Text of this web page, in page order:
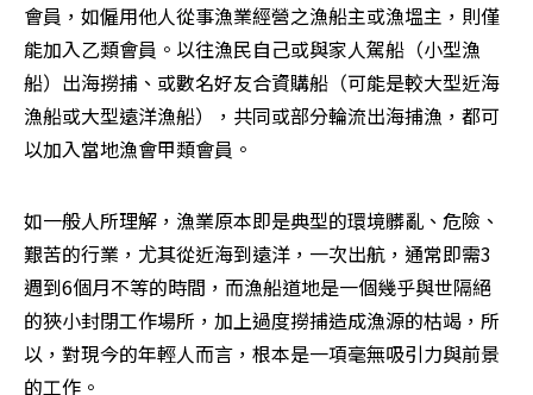
會員，如僱用他人從事漁業經營之漁船主或漁塭主，則僅
能加入乙類會員。以往漁民自己或與家人駕船（小型漁
船）出海撈捕、或數名好友合資購船（可能是較大型近海
漁船或大型遠洋漁船），共同或部分輪流出海捕漁，都可
以加入當地漁會甲類會員。
如一般人所理解，漁業原本即是典型的環境髒亂、危險、
艱苦的行業，尤其從近海到遠洋，一次出航，通常即需3
週到6個月不等的時間，而漁船道地是一個幾乎與世隔絕
的狹小封閉工作場所，加上過度撈捕造成漁源的枯竭，所
以，對現今的年輕人而言，根本是一項毫無吸引力與前景
的工作。